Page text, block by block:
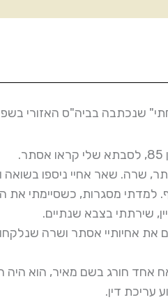
שנכתבה בביה"ס האזורי בשפיים –
שרה. שאר אחיי ניספו בשואה
למדתי מסגרות, כשסיימתי את
שירתתי בצבא שנתיים.
ביניהם את אחיותיי אסתר ושרה
אחד חורג בשם מאיר, הוא היה
עריכת דין.